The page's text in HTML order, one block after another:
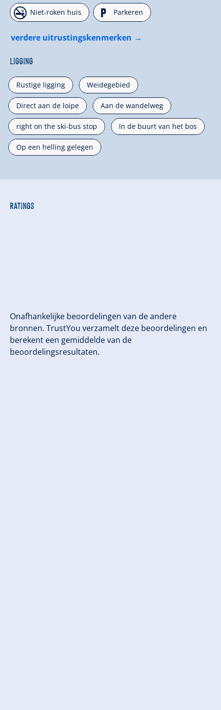
🏝Niet-roken huis 🐈Parkeren
verdere uitrustingskenmerken
Ligging
Rustige ligging Weidegebied
Direct aan de loipe Aan de wandelweg
right on the ski-bus stop In de buurt van het bos
Op een helling gelegen
Ratings
Onafhankelijke beoordelingen van de andere
bronnen. TrustYou verzamelt deze beoordelingen en
berekent een gemiddelde van de
beoordelingsresultaten.